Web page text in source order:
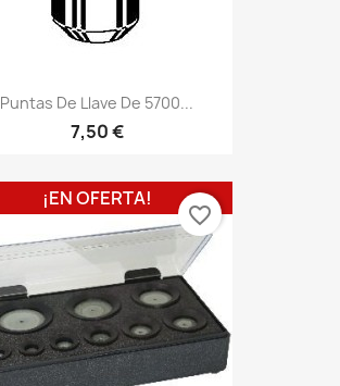
Puntas De Llave De 5700...
7,50 €
¡EN OFERTA!
favorite_border